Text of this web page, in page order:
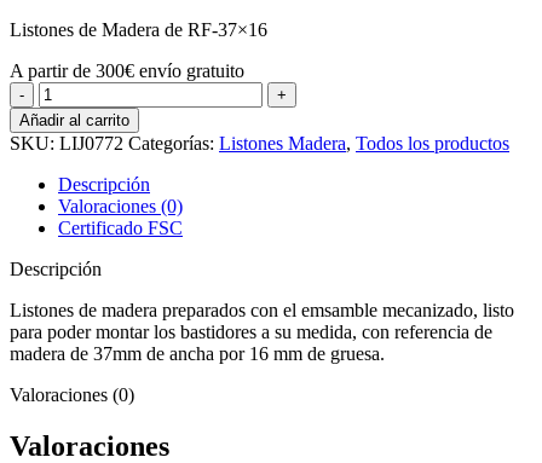
Listones de Madera de RF-37×16
A partir de 300€ envío gratuito
Listones
de
Madera
de
RF-
37x16
(
cm)
Añadir al carrito
SKU: LIJ0772 Categorías: Listones Madera, Todos los productos
Descripción
Valoraciones (0)
Certificado FSC
Descripción
Listones de madera preparados con el emsamble mecanizado, listo
para poder montar los bastidores a su medida, con referencia de
madera de 37mm de ancha por 16 mm de gruesa.
Valoraciones (0)
Valoraciones